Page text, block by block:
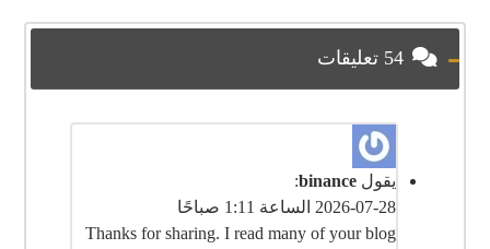
54 تعليقات
يقول binance
:
2026-07-28 الساعة 1:11 صباحًا
Thanks for sharing. I read many of your blog